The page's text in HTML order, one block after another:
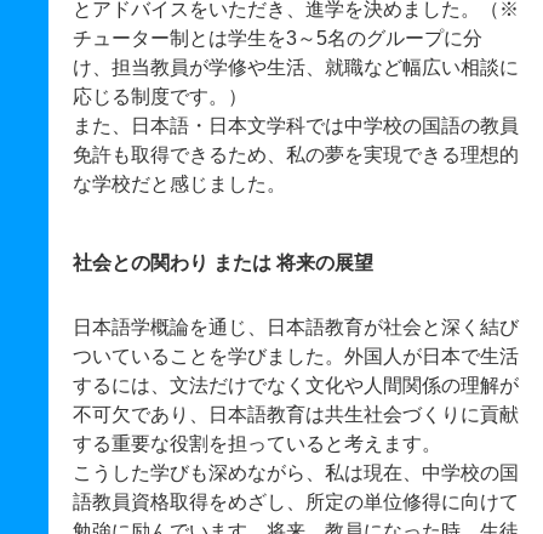
とアドバイスをいただき、進学を決めました。（※
チューター制とは学生を3～5名のグループに分
け、担当教員が学修や生活、就職など幅広い相談に
応じる制度です。）
また、日本語・日本文学科では中学校の国語の教員
免許も取得できるため、私の夢を実現できる理想的
な学校だと感じました。
社会との関わり または 将来の展望
日本語学概論を通じ、日本語教育が社会と深く結び
ついていることを学びました。外国人が日本で生活
するには、文法だけでなく文化や人間関係の理解が
不可欠であり、日本語教育は共生社会づくりに貢献
する重要な役割を担っていると考えます。
こうした学びも深めながら、私は現在、中学校の国
語教員資格取得をめざし、所定の単位修得に向けて